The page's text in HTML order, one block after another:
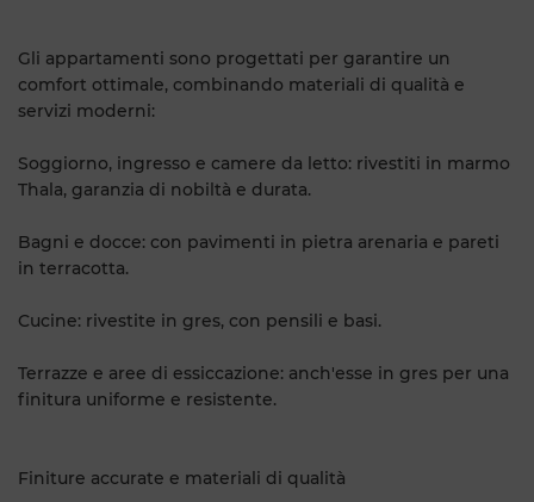
Gli appartamenti sono progettati per garantire un
comfort ottimale, combinando materiali di qualità e
servizi moderni:
Soggiorno, ingresso e camere da letto: rivestiti in marmo
Thala, garanzia di nobiltà e durata.
Bagni e docce: con pavimenti in pietra arenaria e pareti
in terracotta.
Cucine: rivestite in gres, con pensili e basi.
Terrazze e aree di essiccazione: anch'esse in gres per una
finitura uniforme e resistente.
Finiture accurate e materiali di qualità